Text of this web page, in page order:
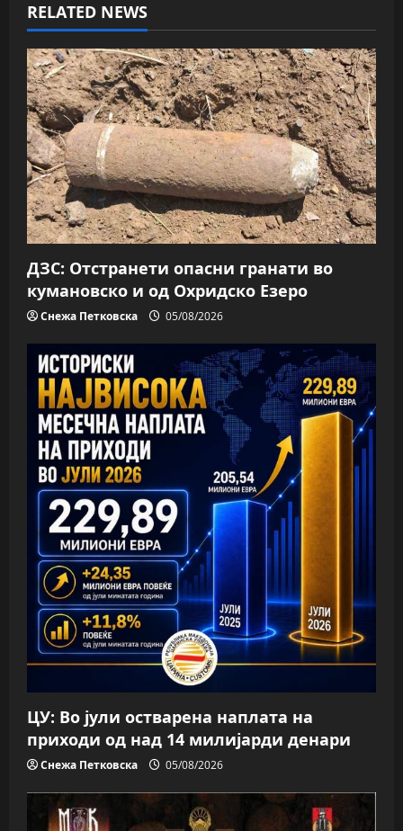
v
i
g
a
t
i
o
n
RELATED NEWS
ДЗС: Отстранети опасни гранати во
кумановско и од Охридско Езеро
Снежа Петковска 05/08/2026
ЦУ: Во јули остварена наплата на
приходи од над 14 милијарди денари
Снежа Петковска 05/08/2026